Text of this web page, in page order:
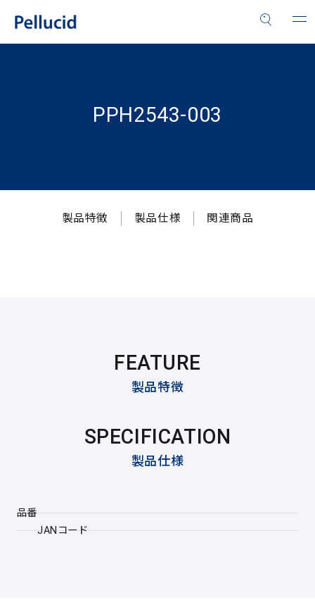
PPH2543-003
製品特徴 製品仕様 関連商品
FEATURE
製品特徴
SPECIFICATION
製品仕様
品番
JANコード